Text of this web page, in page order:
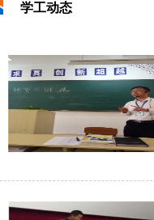
学工动态